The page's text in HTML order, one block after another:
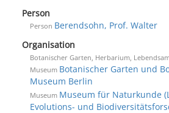
Person
Person Berendsohn, Prof. Walter
Organisation
Botanischer Garten, Herbarium,
Museum Botanischer Garten und
Museum Berlin
Museum Museum für Naturkunde
Evolutions- und